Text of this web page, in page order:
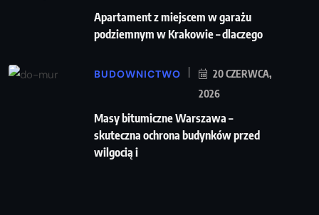
Apartament z miejscem w garażu
podziemnym w Krakowie – dlaczego
BUDOWNICTWO
20 CZERWCA,
2026
Masy bitumiczne Warszawa –
skuteczna ochrona budynków przed
wilgocią i